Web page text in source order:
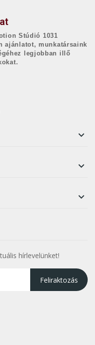
Stúdió 1031
ajánlatot, munkatársaink
legjobban illő



hírlevelünket!
Feliraktozás